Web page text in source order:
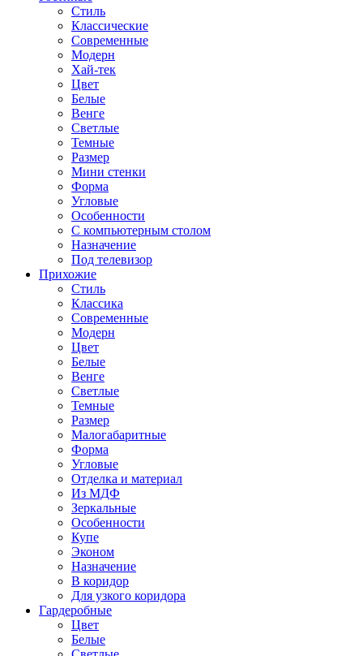
Стиль
Классические
Современные
Модерн
Хай-тек
Цвет
Белые
Венге
Светлые
Темные
Размер
Мини стенки
Форма
Угловые
Особенности
С компьютерным столом
Назначение
Под телевизор
Прихожие
Стиль
Классика
Современные
Модерн
Цвет
Белые
Венге
Светлые
Темные
Размер
Малогабаритные
Форма
Угловые
Отделка и материал
Из МДФ
Зеркальные
Особенности
Купе
Эконом
Назначение
В коридор
Для узкого коридора
Гардеробные
Цвет
Белые